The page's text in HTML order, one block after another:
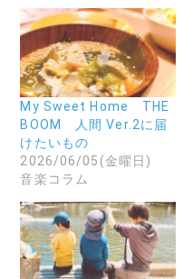
o
o
で
共
有
す
る
に
は
ク
リ
ッ
ク
し
て
く
だ
さ
い
(
新
し
て
友
達
に
メ
ー
ル
で
リ
ン
ク
送
信
し
い
ウ
ィ
ン
ド
ウ
て
X
で
共
有
(
新
し
い
ウ
ィ
ド
ウ
き
ま
す
)
My Sweet Home THE
BOOM 人間 Ver.2に届
けたいもの
2026/06/05(金曜日)
音楽コラム